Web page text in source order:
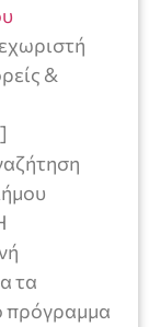
&
τα
πρόγραμμα